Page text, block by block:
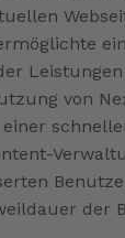
von
der